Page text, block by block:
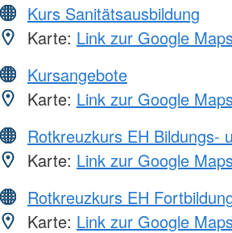
Kurs Sanitätsausbildung
Karte: Link zur Google
Kursangebote
Karte: Link zur Google
Rotkreuzkurs EH Bildungs-
Karte: Link zur Google
Rotkreuzkurs EH
Karte: Link zur Google